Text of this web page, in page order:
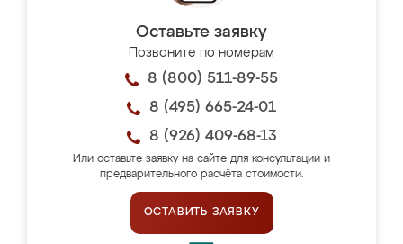
Оставьте заявку
Позвоните по номерам
8 (800) 511-89-55
8 (495) 665-24-01
8 (926) 409-68-13
Или оставьте заявку на сайте для консультации и
предварительного расчёта стоимости.
ОСТАВИТЬ ЗАЯВКУ